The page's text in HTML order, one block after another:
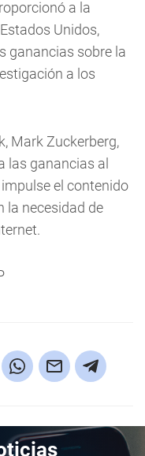
a la
Unidos,
ganancias sobre la
a los
Mark Zuckerberg,
las ganancias al
el contenido
la necesidad de